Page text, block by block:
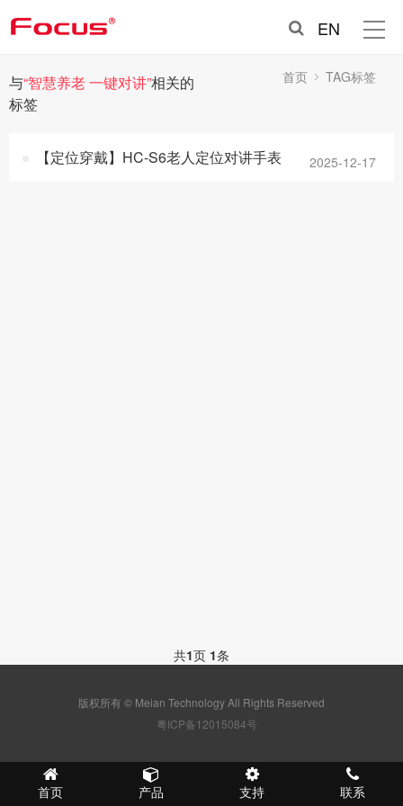
EN
与“智慧养老 一键对讲”相关的
标签
首页 TAG标签
【定位穿戴】HC-S6老人定位对讲手表 2025-12-17
共1页 1条
版权所有 © Meian Technology All Rights Reserved
粤ICP备12015084号
首页 产品 支持 联系